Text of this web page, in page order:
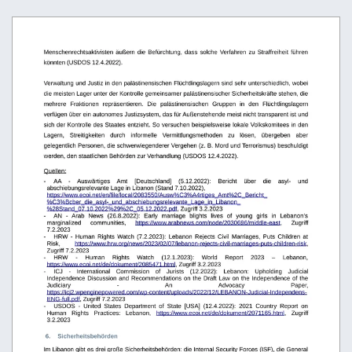
Menschenrechtsaktivisten äußern die Befürchtung, dass solche Verfahren zu Straffreiheit führen
könnten (USDOS 12.4.2022).
Verwaltung und Justiz in den palästinensischen Flüchtlingslagern sind sehr unterschiedlich, wobei
die meisten Lager unter der Kontrolle gemeinsamer palästinensischer Sicherheitskräfte stehen, die
mehrere   Fraktionen   repräsentieren.   Die   palästinensischen   Gruppen   in   den   Flüchtlingslagern
verfügen über ein autonomes Justizsystem, das für Außenstehende meist nicht transparent ist und
sich der Kontrolle des Staates entzieht. So versuchen beispielsweise lokale Volkskomitees in den
Lagern,   Streitigkeiten   durch   informelle   Vermittlungsmethoden   zu   lösen,   übergeben   aber
gelegentlich Personen, die schwerwiegenderer Vergehen (z. B. Mord und Terrorismus) beschuldigt
werden, den staatlichen Behörden zur Verhandlung (USDOS 12.4.2022).
Quellen:
-
AA - Auswärtiges Amt [Deutschland] (5.12.2022): Bericht über die asyl-
und
abschiebungsrelevante Lage in Libanon (Stand 7.10.2022),
https://www.ecoi.net/en/file/local/2083550/Ausw%C3%A4rtiges_Amt%2C_Bericht_
%C3%Bcber_die_asyl-_und_abschiebungsrelevante_Lage_in_Libanon_
%28Stand_07.10.2022%29%2C_05.12.2022.pdf, Zugriff 3.2.2023
-
AN   -   Arab   News   (26.8.2022):   Early   marriage   blights   lives   of   young   girls   in   Lebanon’s
marginalized
communities, https://www.arabnews.com/node/2030696/middle-east,
Zugriff
7.2.2023
-
HRW  -  Human  Rights  Watch  (7.2.2023):  Lebanon  Rejects  Civil  Marriages,  Puts  Children  at
Risk,
https://www.hrw.org/news/2023/02/07/lebanon-rejects-civil-marriages-puts-children-risk,
Zugriff 7.2.2023
-
HRW - Human Rights Watch (12.1.2023): World Report 2023 –
Lebanon,
https://www.ecoi.net/de/dokument/2085471.html, Zugriff 3.2.2023
-
ICJ - International Commission of Jurists (12.2022): Lebanon: Upholding
Judicial
Independence Discussion and Recommendations on the Draft Law on the Independence of the
Judiciary
- An Advocacy
Paper,
https://icj2.wpenginepowered.com/wp-content/uploads/2022/12/LEBANON-Judicial-Independens-
ENG-full.pdf, Zugriff 7.2.2023
-
USDOS   -   United   States   Department   of   State   [USA]   (12.4.2022):   2021   Country   Report   on
Human   Rights   Practices:   Lebanon,
https://www.ecoi.net/de/dokument/2071165.html,   Zugriff
3.2.2023
6.
Sicherheitsbehörden
Im Libanon gibt es drei große Sicherheitsbehörden: die Internal Security Forces (ISF), die General